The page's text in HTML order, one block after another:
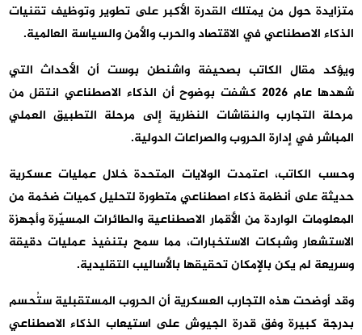
متزايدة حول من يمتلك القدرة الأكبر على تطوير وتوظيف تقنيات
الذكاء الاصطناعي في الاقتصاد والحرب والأمن والسياسة العالمية.
ويؤكد مقال الكاتب بصحيفة واشنطن بوست أن الأحداث التي
شهدها عام 2026 كشفت بوضوح أن الذكاء الاصطناعي انتقل من
مرحلة التجارب والنقاشات النظرية إلى مرحلة التطبيق العملي
المباشر في إدارة الحروب والصراعات الدولية.
وحسب الكاتب، اعتمدت الولايات المتحدة خلال عمليات عسكرية
حديثة على أنظمة ذكاء اصطناعي متطورة لتحليل كميات ضخمة من
المعلومات الواردة من الأقمار الاصطناعية والطائرات المسيّرة وأجهزة
الاستشعار وشبكات الاستخبارات، مما سمح بتنفيذ عمليات دقيقة
وسريعة لم يكن بالإمكان تحقيقها بالأساليب التقليدية.
وقد أوضحت هذه التجارب العسكرية أن الحروب المستقبلية ستُحسم
بدرجة كبيرة وفق قدرة الجيوش على استيعاب الذكاء الاصطناعي